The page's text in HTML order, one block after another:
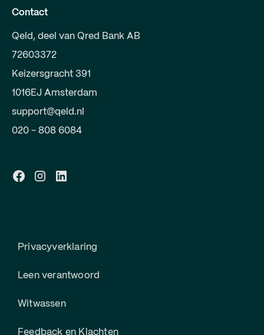
Contact
Qeld, deel van Qred Bank AB
72603372
Keizersgracht 391
1016EJ Amsterdam
support@qeld.nl
020 - 808 6084
Privacyverklaring
Leen verantwoord
Witwassen
Feedback en Klachten